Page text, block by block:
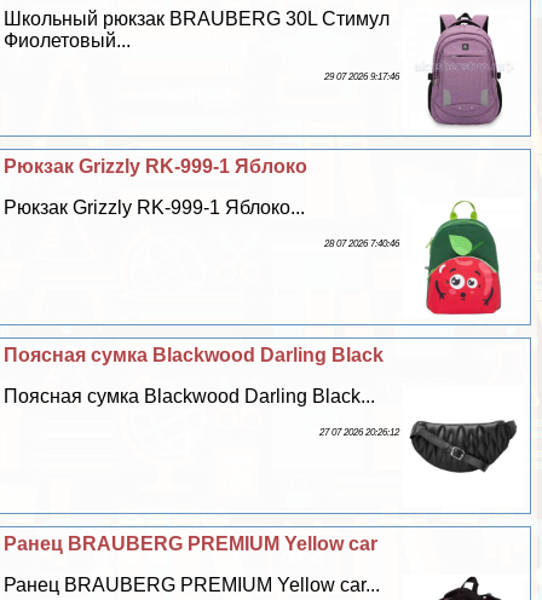
Школьный рюкзак BRAUBERG 30L Стимул
Фиолетовый...
29 07 2026 9:17:46
Рюкзак Grizzly RK-999-1 Яблоко
Рюкзак Grizzly RK-999-1 Яблоко...
28 07 2026 7:40:46
Поясная сумка Blackwood Darling Black
Поясная сумка Blackwood Darling Black...
27 07 2026 20:26:12
Ранец BRAUBERG PREMIUM Yellow car
Ранец BRAUBERG PREMIUM Yellow car...